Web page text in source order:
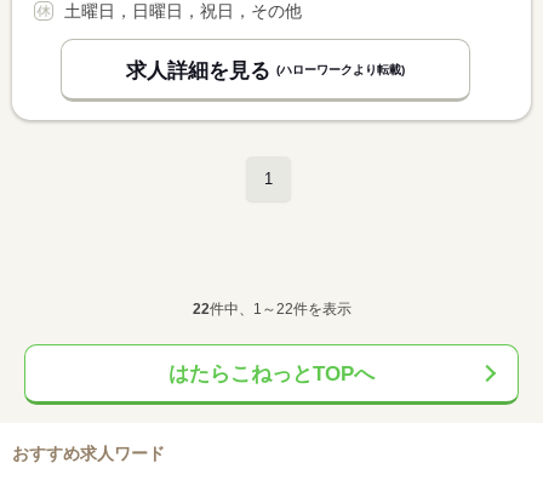
土曜日，日曜日，祝日，その他
求人詳細を見る (ハローワークより転載)
1
22件中、1～22件を表示
はたらこねっとTOPへ
おすすめ求人ワード